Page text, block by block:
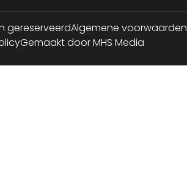
gereserveerdAlgemene voorwaarden
Gemaakt door MHS Media